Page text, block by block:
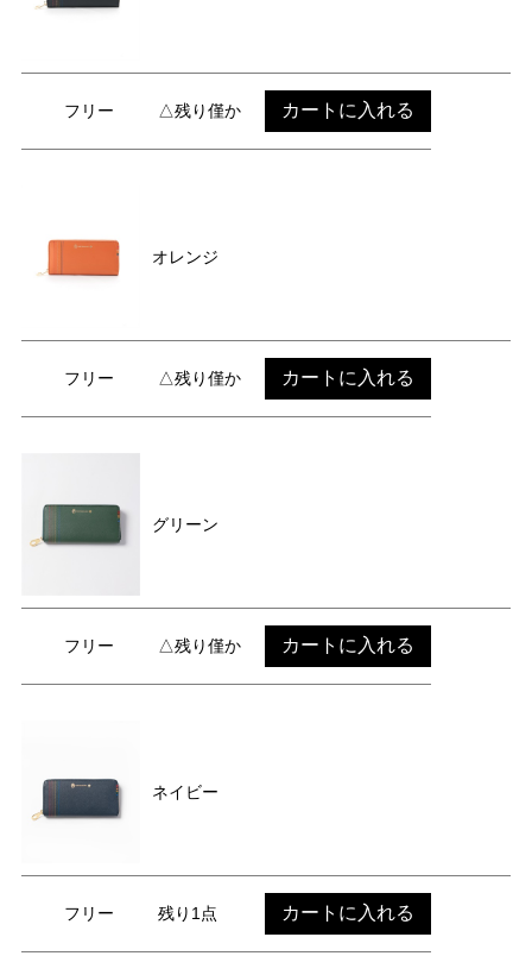
フリー △残り僅か カートに入れる
オレンジ
フリー △残り僅か カートに入れる
グリーン
フリー △残り僅か カートに入れる
ネイビー
フリー 残り1点 カートに入れる